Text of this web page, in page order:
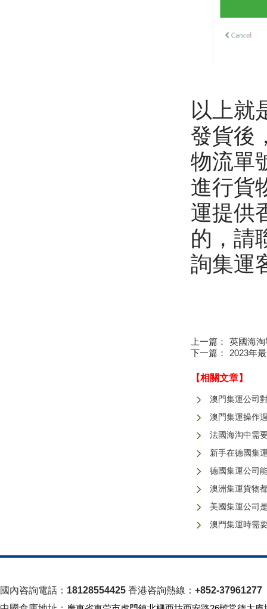
以上就
發貨後
物流單
進行貨
運提供
的，請
詢集運
上一篇：
英國海
下一篇：
2023年
【相關文章】
澳門集運公司
澳門集運操作
法國海淘中需
新手在德國集
德國集運公司
澳洲集運貨物
美國集運公司
澳門集運時需
國內咨詢電話： 18128554425 香港咨詢熱線： +852-37961277